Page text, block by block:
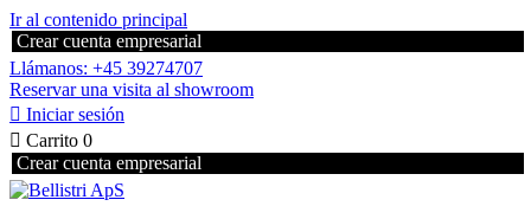
Ir al contenido principal
Crear cuenta empresarial
Llámanos: +45 39274707
Reservar una visita al showroom
 Iniciar sesión
 Carrito 0
Crear cuenta empresarial